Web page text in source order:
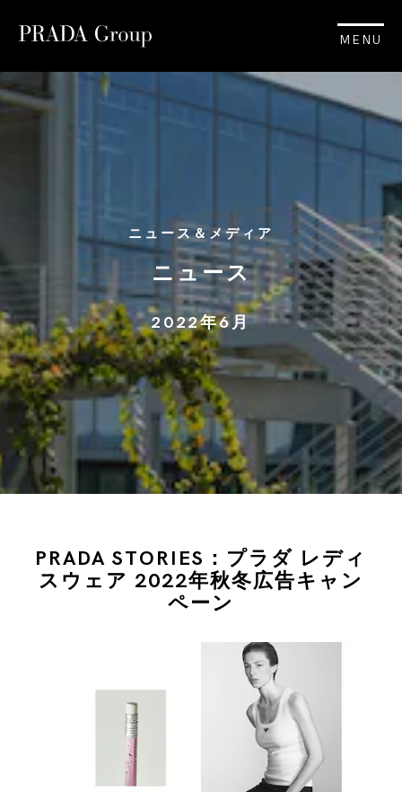
MENU
ニュース＆メディア
ニュース
2022年6月
PRADA STORIES：プラダ レディ
スウェア 2022年秋冬広告キャン
ペーン